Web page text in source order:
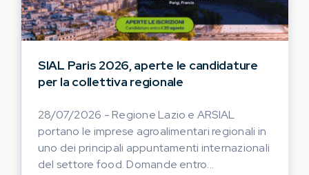
SIAL Paris 2026, aperte le candidature
per la collettiva regionale
28/07/2026 - Regione Lazio e ARSIAL
portano le imprese agroalimentari regionali in
uno dei principali appuntamenti internazionali
del settore food. Domande entro...